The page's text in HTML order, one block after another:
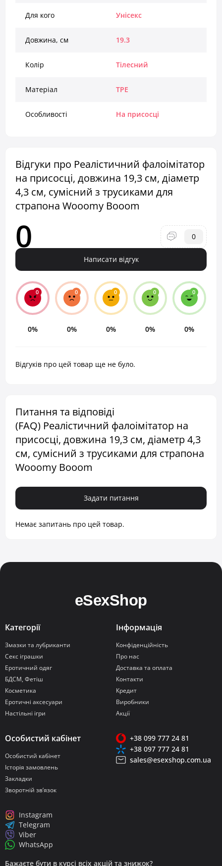
Для кого Унісекс
Довжина, см 19.3
Колір Тілесний
Матеріал TPE
Особливості На присосці
Відгуки про Реалістичний фалоімітатор
на присосці, довжина 19,3 см, діаметр
4,3 см, сумісний з трусиками для
страпона Wooomy Booom
0 0
Написати відгук
0
0%
0
0%
0
0%
0
0%
0
0%
Відгуків про цей товар ще не було.
Питання та відповіді
(FAQ) Реалістичний фалоімітатор на
присосці, довжина 19,3 см, діаметр 4,3
см, сумісний з трусиками для страпона
Wooomy Booom
Задати питання
Немає запитань про цей товар.
Категорії
Змазки та лубриканти
Секс іграшки
Еротичний одяг
БДСМ, Фетіш
Косметика
Еротичні аксесуари
Настільні ігри
Інформація
Конфіденційність
Про нас
Доставка та оплата
Контакти
Кредит
Виробники
Акції
Особистий кабінет
Особистий кабінет
Історія замовлень
Закладки
Зворотній зв’язок
Бажаєте бути в курсі всіх акцій та знижок?
+38 099 777 24 81
+38 097 777 24 81
sales@esexshop.com.ua
Instagram
Telegram
Viber
WhatsApp